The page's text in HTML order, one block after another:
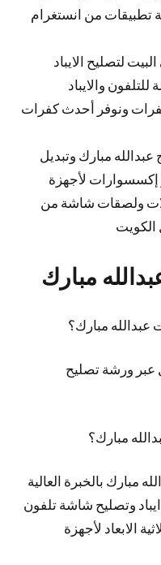
تطبيقات من انستغرام
لتصليح الايباد
والايباد
ونوفر أحدث كفرات
مبارك وتبديل
لأجهزة
ولصقات شاشة من
الكويت
مبارك
عبدالله مبارك؟
عبر ورشة تصليح
مبارك؟
مبارك بالخبرة العالية
وتصليح شاشة تلفون
الابعاد لأجهزة